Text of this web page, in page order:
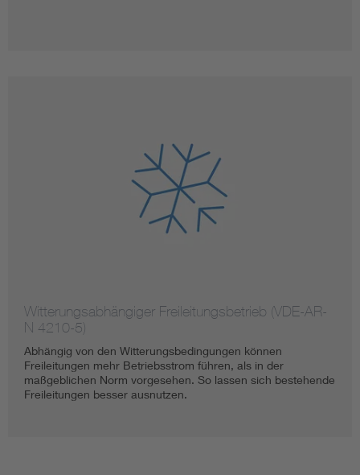
Witterungsabhängiger Freileitungsbetrieb (VDE-AR-
N 4210-5)
Abhängig von den Witterungsbedingungen können
Freileitungen mehr Betriebsstrom führen, als in der
maßgeblichen Norm vorgesehen. So lassen sich bestehende
Freileitungen besser ausnutzen.